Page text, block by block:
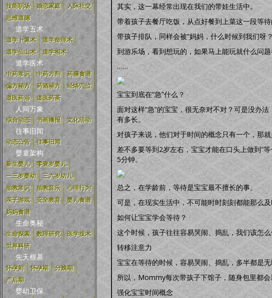
技能职场 婚恋家庭
人际社交
思维道德
道学五术
道学卜算术
道学命理术
道学仙山术
道学相术
道学医术
中药常识 中药方剂
药膳食谱
偏方秘方
药酒秘方
经络穴位
道医药浴
道医药茶
人间万象
综合动态 书画播报 文化活动
往事旧闻
动态公告 往事旧闻
婴童架构
新生婴儿
零壹岁婴儿
一三岁婴幼
三六岁幼儿
胎教常识
胎教音乐
心理行为
亲子游戏
安全教育
婴儿食谱
妈妈食谱
生命奥秘
生命探索 数理研究
医学技术
世界科研
先天根基
怀孕前 怀孕期
分娩期
产后期
婴幼卫保
其实，这一幕经常出现在我们的带娃生活中。
带着孩子去餐厅吃饭，从点好餐到上菜这一段等
带孩子排队，同样会被“妈妈，什么时候到我们呀
到游乐场，看到想玩的，如果马上能玩就什么问
……
宝宝到底在“急”什么？
面对这样“急”的宝宝，很无奈对不对？可是没办
有多长。
对孩子来说，他们对于时间的概念只有一个，那
差不多要等到2岁左右，宝宝才能在口头上做到“
5分钟。
总之，在学龄前，等待是宝宝最不擅长的事。
可是，在现实生活中，不可能时时刻刻都能那么
如何让宝宝学会等待？
这个时候，孩子往往容易哭闹、捣乱，我们该怎
转移注意力
宝宝在等待的时候，容易哭闹、捣乱，多半都是
所以，Mommy每次带孩子下馆子，随身包里都
强化宝宝时间概念